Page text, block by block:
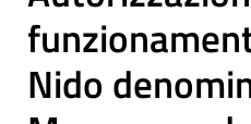
Nido